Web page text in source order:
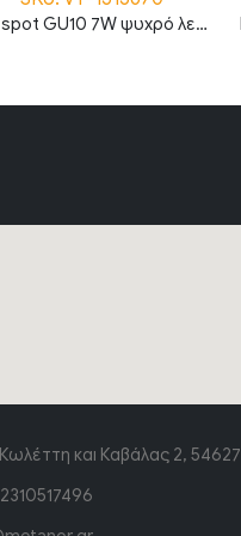
LED spot GU10 7W ψυχρό λευκό 6400K VT-1515670
Κωλέττη και Καβάλας 2, 54627
2310517496